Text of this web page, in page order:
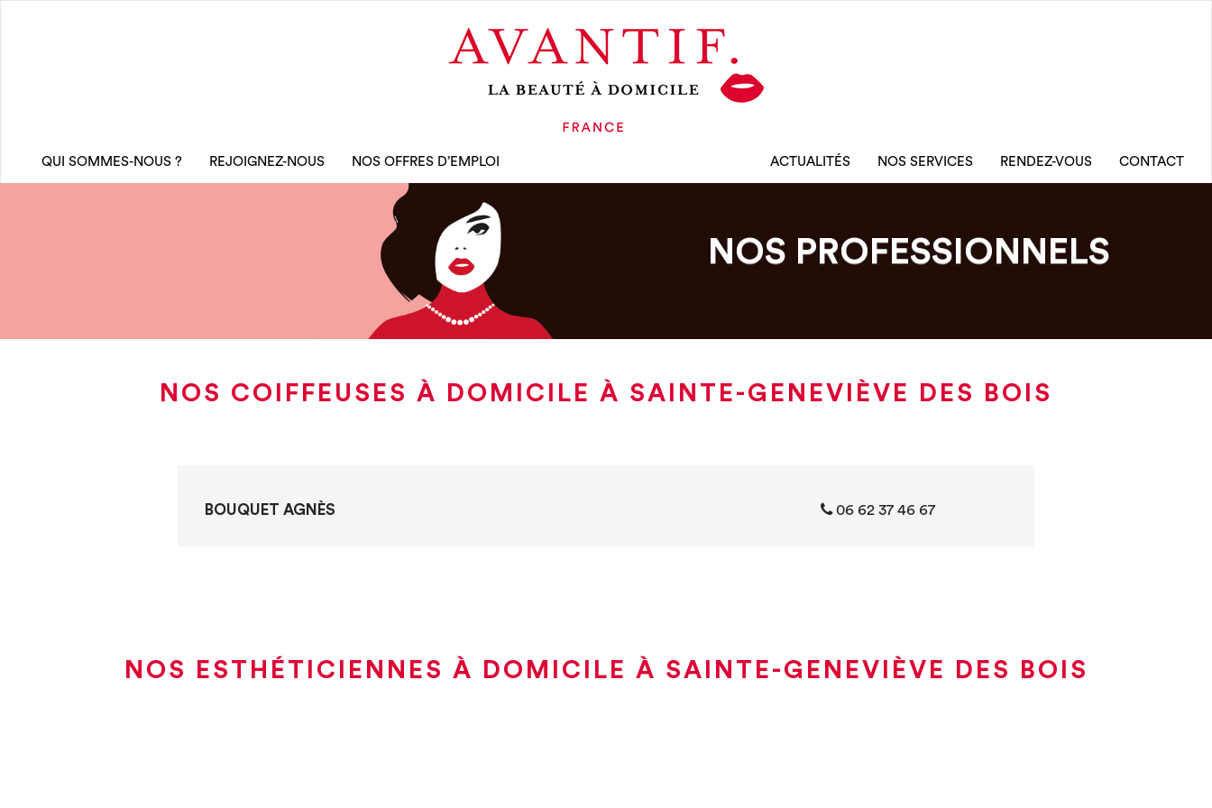
QUI SOMMES-NOUS ? REJOIGNEZ-NOUS NOS OFFRES D’EMPLOI ACTUALITÉS NOS SERVICES RENDEZ-VOUS CONTACT
NOS PROFESSIONNELS
NOS COIFFEUSES À DOMICILE À SAINTE-GENEVIÈVE DES BOIS
BOUQUET AGNÈS 06 62 37 46 67
NOS ESTHÉTICIENNES À DOMICILE À SAINTE-GENEVIÈVE DES BOIS